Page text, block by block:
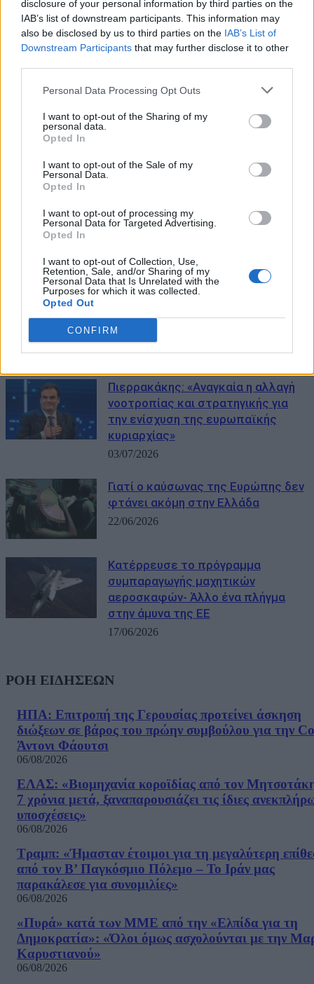
disclosure of your personal information by third parties on the
IAB’s list of downstream participants. This information may
also be disclosed by us to third parties on the IAB’s List of
Downstream Participants that may further disclose it to other
Personal Data Processing Opt Outs
I want to opt-out of the Sharing of my
personal data.
Opted In
I want to opt-out of the Sale of my
Personal Data.
Opted In
I want to opt-out of processing my
Personal Data for Targeted Advertising.
Opted In
I want to opt-out of Collection, Use,
Retention, Sale, and/or Sharing of my
Personal Data that Is Unrelated with the
Purposes for which it was collected.
Opted Out
CONFIRM
ΜΠΟΡΕΙ ΝΑ ΣΑΣ ΕΝΔΙΑΦΕΡΕΙ
Reuters: Ενεργειακός συναγερμός
φυσικού αερίου και ντίζελ πριν από
εξαρτάστε από την αμερικανική
Reuters: Η Ευρώπη έχει αποθέματα
λιγότερο από 30 ημέρες – Οι πιο
ευάλωτες χώρες
13/07/2026
Πιερρακάκης: «Αναγκαία η αλλαγή
νοοτροπίας και στρατηγικής για
την ενίσχυση της ευρωπαϊκής
κυριαρχίας»
03/07/2026
Γιατί ο καύσωνας της Ευρώπης δεν
φτάνει ακόμη στην Ελλάδα
22/06/2026
Κατέρρευσε το πρόγραμμα
συμπαραγωγής μαχητικών
αεροσκαφών- Άλλο ένα πλήγμα
στην άμυνα της ΕΕ
17/06/2026
ΡΟΗ ΕΙΔΗΣΕΩΝ
ΗΠΑ: Επιτροπή της Γερουσίας προτείνει άσκηση
διώξεων σε βάρος του πρώην συμβούλου για την
Άντονι Φάουτσι
06/08/2026
ΕΛΑΣ: «Βιομηχανία κοροϊδίας από τον
7 χρόνια μετά, ξαναπαρουσιάζει τις ίδιες
υποσχέσεις»
06/08/2026
Τραμπ: «Ήμασταν έτοιμοι για τη μεγαλύτερη
από τον Β’ Παγκόσμιο Πόλεμο – Το Ιράν μας
παρακάλεσε για συνομιλίες»
06/08/2026
«Πυρά» κατά των ΜΜΕ από την «Ελπίδα για τη
Δημοκρατία»: «Όλοι όμως ασχολούνται με την
Καρυστιανού»
06/08/2026